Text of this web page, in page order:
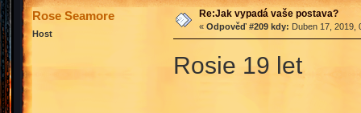
Rose Seamore
Host
Re:Jak vypadá vaše postava?
« Odpověď #209 kdy: Duben 17, 2019,
Rosie 19 let